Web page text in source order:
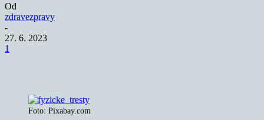
Od
zdravezpravy
-
27. 6. 2023
1
Foto: Pixabay.com